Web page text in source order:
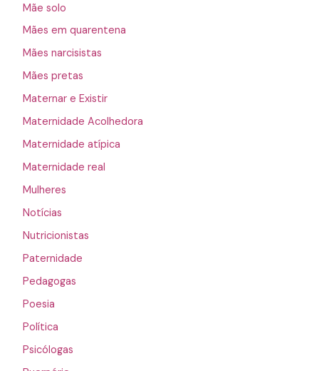
Mãe solo
Mães em quarentena
Mães narcisistas
Mães pretas
Maternar e Existir
Maternidade Acolhedora
Maternidade atípica
Maternidade real
Mulheres
Notícias
Nutricionistas
Paternidade
Pedagogas
Poesia
Política
Psicólogas